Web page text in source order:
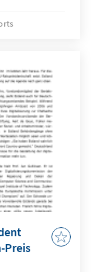
un
Verluste in
die in
ihre
Preis